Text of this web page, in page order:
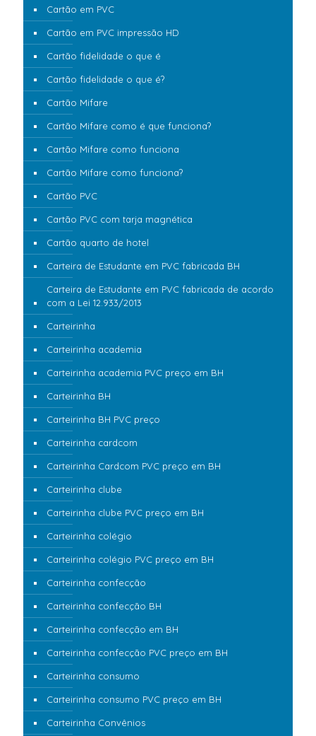
Cartão em PVC
Cartão em PVC impressão HD
Cartão fidelidade o que é
Cartão fidelidade o que é?
Cartão Mifare
Cartão Mifare como é que funciona?
Cartão Mifare como funciona
Cartão Mifare como funciona?
Cartão PVC
Cartão PVC com tarja magnética
Cartão quarto de hotel
Carteira de Estudante em PVC fabricada BH
Carteira de Estudante em PVC fabricada de acordo
com a Lei 12.933/2013
Carteirinha
Carteirinha academia
Carteirinha academia PVC preço em BH
Carteirinha BH
Carteirinha BH PVC preço
Carteirinha cardcom
Carteirinha Cardcom PVC preço em BH
Carteirinha clube
Carteirinha clube PVC preço em BH
Carteirinha colégio
Carteirinha colégio PVC preço em BH
Carteirinha confecção
Carteirinha confecção BH
Carteirinha confecção em BH
Carteirinha confecção PVC preço em BH
Carteirinha consumo
Carteirinha consumo PVC preço em BH
Carteirinha Convênios